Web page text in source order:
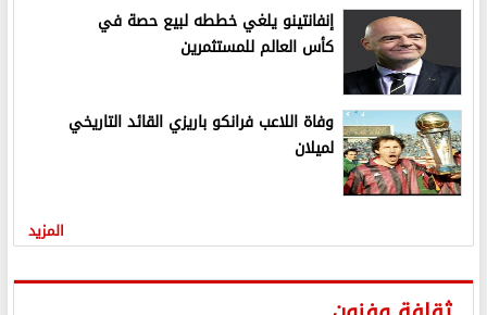
إنفانتينو يلغي خططه لبيع حصة في
كأس العالم للمستثمرين
وفاة اللاعب فرانكو باريزي القائد التاريخي
لميلان
المزيد